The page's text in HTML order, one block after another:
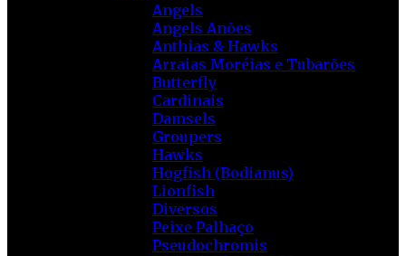
Angels
Angels Anões
Anthias & Hawks
Arraias Moréias e Tubarões
Butterfly
Cardinais
Damsels
Groupers
Hawks
Hogfish (Bodianus)
Lionfish
Diversos
Peixe Palhaço
Pseudochromis